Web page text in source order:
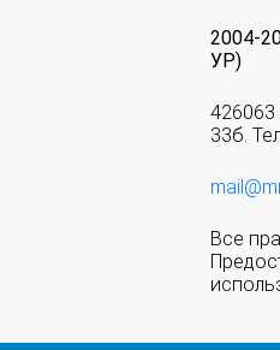
2004-
УР)
426063
33б.
Все